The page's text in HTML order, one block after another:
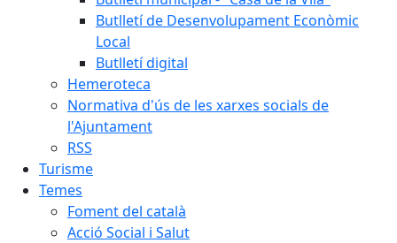
Butlletí de Desenvolupament Econòmic
Local
Butlletí digital
Hemeroteca
Normativa d'ús de les xarxes socials de
l'Ajuntament
RSS
Turisme
Temes
Foment del català
Acció Social i Salut